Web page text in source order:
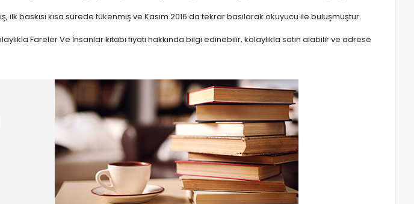
ilk baskısı kısa sürede tükenmiş ve Kasım 2016 da tekrar basılarak okuyucu ile buluşmuştur.
Fareler Ve İnsanlar kitabı fiyatı hakkında bilgi edinebilir, kolaylıkla satın alabilir ve adrese